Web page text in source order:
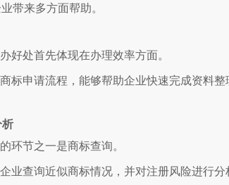
带来多方面帮助。
好处首先体现在办理效率方面。
标申请流程，能够帮助企业快速完成资料
析
环节之一是商标查询。
业查询近似商标情况，并对注册风险进行分